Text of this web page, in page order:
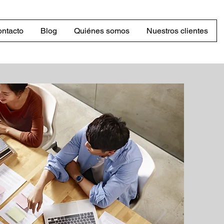
Blog Quiénes somos Nuestros clientes